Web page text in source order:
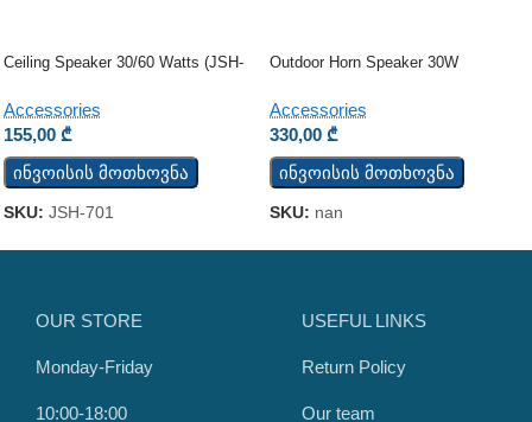
Ceiling Speaker 30/60 Watts (JSH-
Accessories
155,00 ₾
ინვოისის მოთხოვნა
SKU: JSH-701
Outdoor Horn Speaker 30W
Accessories
330,00 ₾
ინვოისის მოთხოვნა
SKU: nan
OUR STORE
Monday-Friday
10:00-18:00
USEFUL LINKS
Return Policy
Our team